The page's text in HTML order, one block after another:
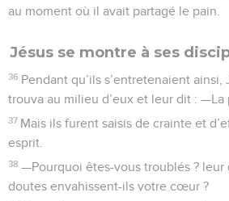
au moment où il avait partagé le pain.
Jésus se montre à ses
36 Pendant qu’ils s’entretenaient ainsi,
trouva au milieu d’eux et leur dit : —La
37 Mais ils furent saisis de crainte et
esprit.
38 —Pourquoi êtes-vous troublés ? leur
doutes envahissent-ils votre cœur ?